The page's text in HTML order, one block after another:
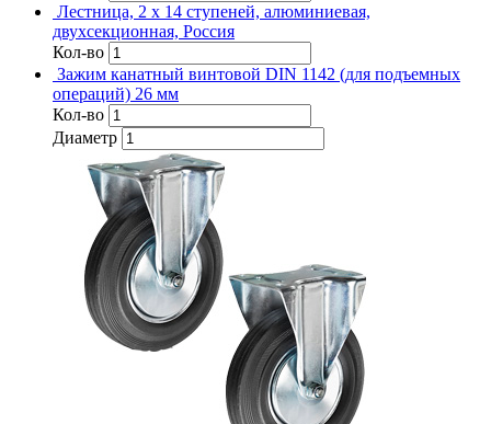
Лестница, 2 х 14 ступеней, алюминиевая,
двухсекционная, Россия
Кол-во
Зажим канатный винтовой DIN 1142 (для подъемных
операций) 26 мм
Кол-во
Диаметр